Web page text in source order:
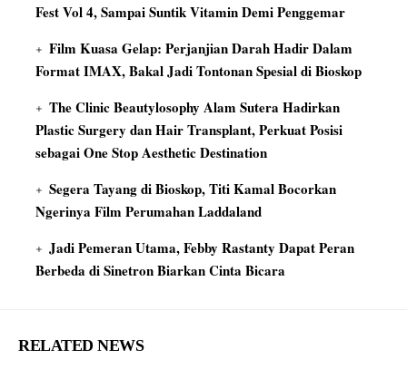
Fest Vol 4, Sampai Suntik Vitamin Demi Penggemar
Film Kuasa Gelap: Perjanjian Darah Hadir Dalam
Format IMAX, Bakal Jadi Tontonan Spesial di Bioskop
The Clinic Beautylosophy Alam Sutera Hadirkan
Plastic Surgery dan Hair Transplant, Perkuat Posisi
sebagai One Stop Aesthetic Destination
Segera Tayang di Bioskop, Titi Kamal Bocorkan
Ngerinya Film Perumahan Laddaland
Jadi Pemeran Utama, Febby Rastanty Dapat Peran
Berbeda di Sinetron Biarkan Cinta Bicara
RELATED NEWS